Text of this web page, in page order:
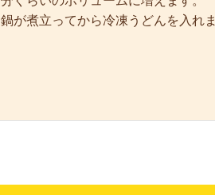
鍋が煮立ってから冷凍うどんを入れ